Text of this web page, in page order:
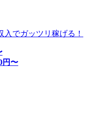
入でガッツリ稼げる！
円〜